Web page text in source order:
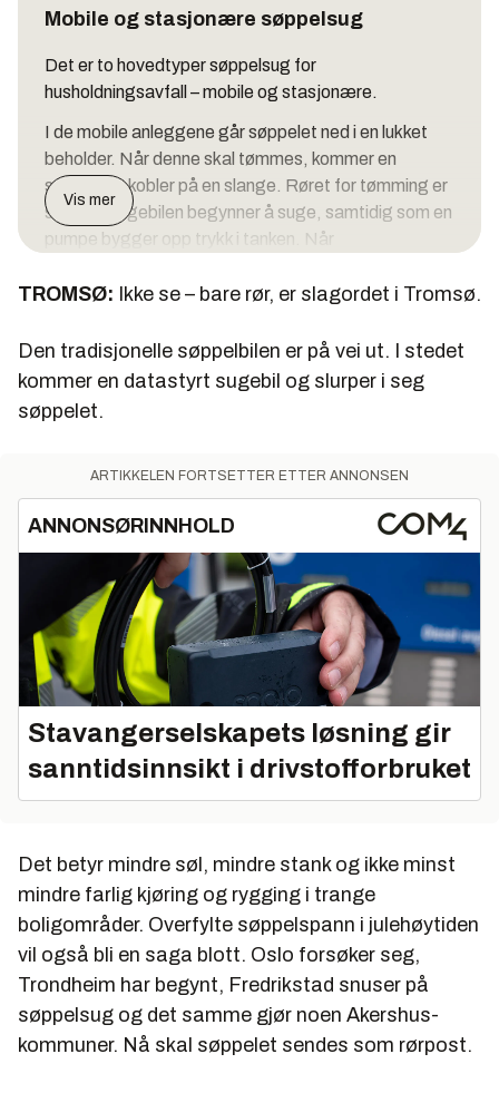
Mobile og stasjonære søppelsug
Det er to hovedtyper søppelsug for
husholdningsavfall – mobile og stasjonære.
I de mobile anleggene går søppelet ned i en lukket
beholder. Når denne skal tømmes, kommer en
sugebil og kobler på en slange. Røret for tømming er
stengt. Sugebilen begynner å suge, samtidig som en
pumpe bygger opp trykk i tanken. Når
søppelet blir sugd inn i bilen. Hele prosessen styres
I de stasjonære anleggene ligger hele
pumpesystemet fastmontert i anlegget og søppelet
føres til en tradisjonell container. Når det er på tide å
tar den med seg.
mm, diameteren i innkastene er 250 mm og
diameteren ved utløpet av tanken er også mindre enn
selve røret. Dermed er man godt sikret mot av avfall
skal blokkere rørene.
Vis mer
TROMSØ: Ikke se – bare rør, er slagordet i Tromsø.
Den tradisjonelle søppelbilen er på vei ut. I stedet
kommer en datastyrt sugebil og slurper i seg
søppelet.
ARTIKKELEN FORTSETTER ETTER ANNONSEN
ANNONSØRINNHOLD
Stavangerselskapets løsning gir
sanntidsinnsikt i drivstofforbruket
Det betyr mindre søl, mindre stank og ikke minst
mindre farlig kjøring og rygging i trange
boligområder. Overfylte søppelspann i julehøytiden
vil også bli en saga blott. Oslo forsøker seg,
Trondheim har begynt, Fredrikstad snuser på
søppelsug og det samme gjør noen Akershus-
kommuner. Nå skal søppelet sendes som rørpost.